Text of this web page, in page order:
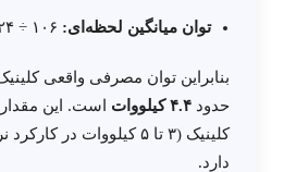
توان میانگین لحظه‌ای:
بنابراین توان مصرفی واقعی
حدود ۴.۴ کیلووات
است. این
کلینیک (۳ تا ۵ کیلووات در
دارد.